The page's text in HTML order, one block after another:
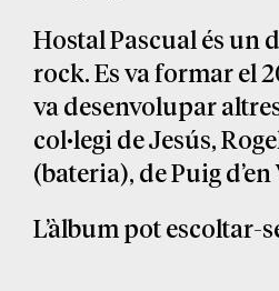
Hostal Pascual és un
rock. Es va formar el
va desenvolupar
col·legi de Jesús,
(bateria), de Puig d’en
L’àlbum pot escoltar-